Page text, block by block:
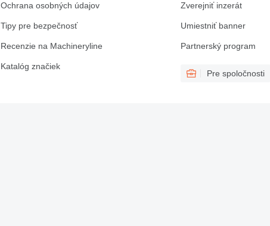
Ochrana osobných údajov
Tipy pre bezpečnosť
Recenzie na Machineryline
Katalóg značiek
Zverejniť inzerát
Umiestniť banner
Partnerský program
Pre spoločnosti